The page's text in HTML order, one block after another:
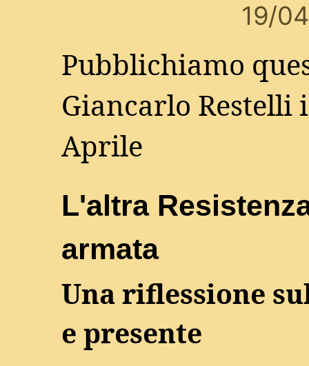
19/
Pubblichiamo
Giancarlo Restelli
Aprile
L'altra
armata
Una riflessione
e presente